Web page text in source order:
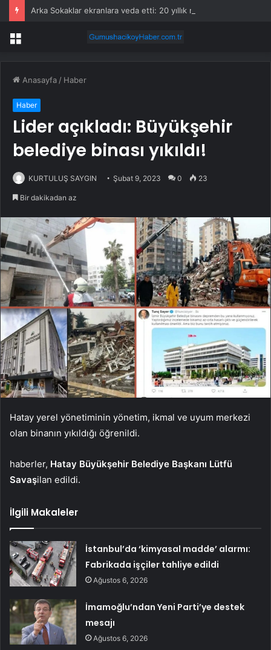
Menü
Anasayfa / Haber
Haber
Lider açıkladı: Büyükşehir
belediye binası yıkıldı!
KURTULUŞ SAYGIN Şubat 9, 2023 0 23
Bir dakikadan az
Hatay yerel yönetiminin yönetim, ikmal ve uyum merkezi
olan binanın yıkıldığı öğrenildi.
haberler, Hatay Büyükşehir Belediye Başkanı Lütfü
Savaşilan edildi.
İlgili Makaleler
İstanbul’da ‘kimyasal madde’ alarmı:
Fabrikada işçiler tahliye edildi
Ağustos 6, 2026
İmamoğlu’ndan Yeni Parti’ye destek
mesajı
Ağustos 6, 2026